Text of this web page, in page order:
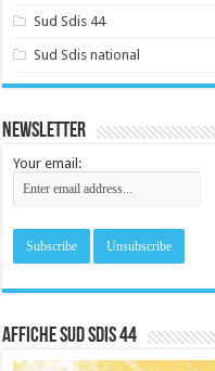
Sud Sdis 44
Sud Sdis national
Newsletter
Your email:
Affiche sud SDIS 44